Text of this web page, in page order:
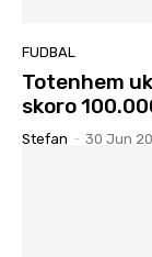
FUDBAL
Totenhem
skoro
Stefan - 30 Jun